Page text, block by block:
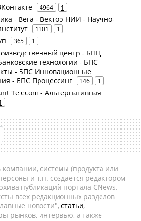
4964 1
- Вега - Вектор НИИ - Научно-
1101 1
365 1
центр - БПЦ
технологии - БПС
- БПС Инновационные
- БПС Процессинг
146 1
Telecom - Альтернативная
1
системы (продукта или
и т.п. создается редактором
публикаций портала CNews.
всех редакционных разделов
новости", статьи,
рынков, интервью, а также